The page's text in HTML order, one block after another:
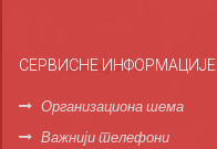
СЕРВИСНЕ ИНФОРМАЦИЈЕ
Организациона шема
Важнији телефони